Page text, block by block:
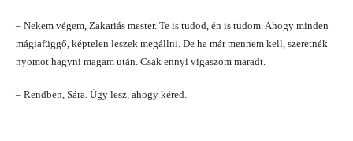
– Nekem végem, Zakariás mester. Te is tudod, én is tudom. Ahogy minden
mágiafüggő, képtelen leszek megállni. De ha már mennem kell, szeretnék
nyomot hagyni magam után. Csak ennyi vigaszom maradt.
– Rendben, Sára. Úgy lesz, ahogy kéred.